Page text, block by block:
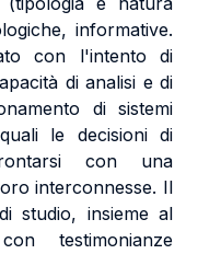
informative.
con l'intento di
di analisi e di
di sistemi
le decisioni di
con una
interconnesse. Il
studio, insieme al
testimonianze